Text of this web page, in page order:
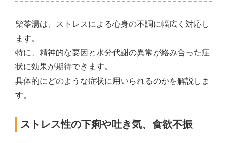
柴苓湯は、ストレスによる心身の不調に幅広く対応し
ます。
特に、精神的な要因と水分代謝の異常が絡み合った症
状に効果が期待できます。
具体的にどのような症状に用いられるのかを解説しま
す。
ストレス性の下痢や吐き気、食欲不振